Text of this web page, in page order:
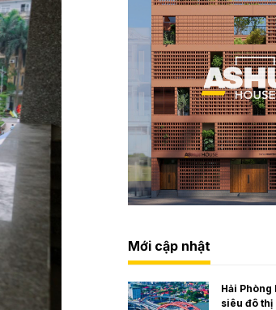
Mới cập nhật
Hải
siêu đô thị